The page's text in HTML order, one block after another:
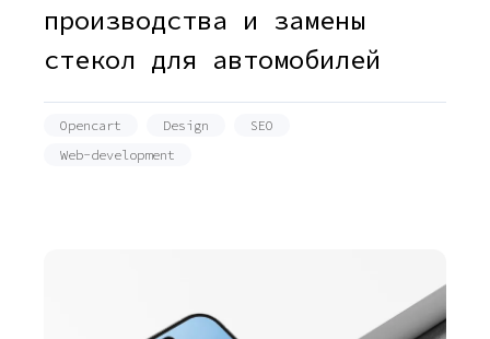
производства и замены
стекол для автомобилей
Opencart Design
SEO
Web-development